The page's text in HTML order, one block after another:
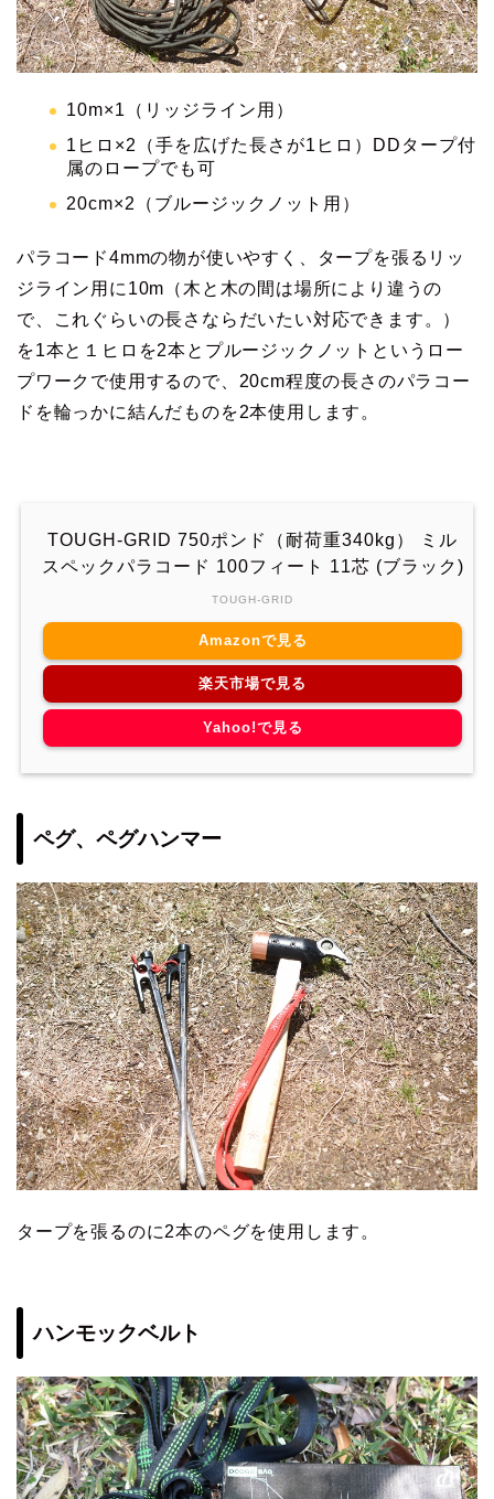
10m×1（リッジライン用）
1ヒロ×2（手を広げた長さが1ヒロ）DDタープ付
属のロープでも可
20cm×2（ブルージックノット用）
パラコード4mmの物が使いやすく、タープを張るリッ
ジライン用に10m（木と木の間は場所により違うの
で、これぐらいの長さならだいたい対応できます。）
を1本と１ヒロを2本とプルージックノットというロー
プワークで使用するので、20cm程度の長さのパラコー
ドを輪っかに結んだものを2本使用します。
TOUGH-GRID 750ポンド（耐荷重340kg） ミル
スペックパラコード 100フィート 11芯 (ブラック)
TOUGH-GRID
Amazonで見る
楽天市場で見る
Yahoo!で見る
ペグ、ペグハンマー
タープを張るのに2本のペグを使用します。
ハンモックベルト